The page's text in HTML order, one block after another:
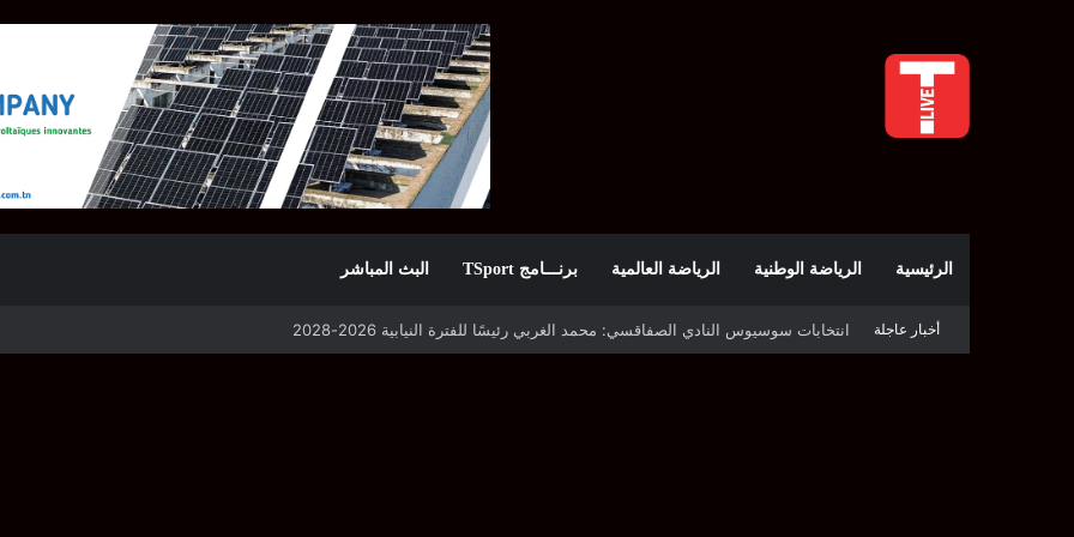
الرئيسية الرياضة الوطنية الرياضة العالمية برنـــامج TSport البث المباشر
أخبار عاجلة